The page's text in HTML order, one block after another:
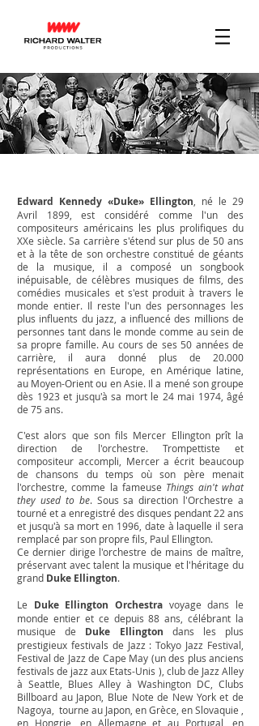
Edward Kennedy «Duke» Ellington , né le 29
Avril 1899, est considéré comme l'un des
compositeurs américains les plus prolifiques du
XXe siècle. Sa carrière s'étend sur plus de 50 ans
et à la tête de son orchestre constitué de géants
de la musique, il a composé un songbook
inépuisable, de célèbres musiques de films, des
comédies musicales et s'est produit à travers le
monde entier. Il reste l'un des personnages les
plus influents du jazz, a influencé des millions de
personnes tant dans le monde comme au sein de
sa propre famille. Au cours de ses 50 années de
carrière, il aura donné plus de 20.000
représentations en Europe, en Amérique latine,
au Moyen-Orient ou en Asie. Il a mené son groupe
dès 1923 et jusqu'à sa mort le 24 mai 1974, âgé
de 75 ans.
C'est alors que son fils Mercer Ellington prît la
direction de l'orchestre. Trompettiste et
compositeur accompli, Mercer a écrit beaucoup
de chansons du temps où son père menait
l'orchestre, comme la fameuse Things ain't what
they used to be. Sous sa direction l'Orchestre a
tourné et a enregistré des disques pendant 22 ans
et jusqu'à sa mort en 1996, date à laquelle il sera
remplacé par son propre fils, Paul Ellington.
Ce dernier dirige l'orchestre de mains de maître,
préservant avec talent la musique et l'héritage du
grand Duke Ellington.
Le Duke Ellington Orchestra voyage dans le
monde entier et ce depuis 88 ans, célébrant la
musique de Duke Ellington dans les plus
prestigieux festivals de Jazz : Tokyo Jazz Festival,
Festival de Jazz de Cape May (un des plus anciens
festivals de jazz aux Etats-Unis ), club de Jazz Alley
à Seattle, Blues Alley à Washington DC, Clubs
Billboard au Japon, Blue Note de New York et de
Nagoya, tourne au Japon, en Grèce, en Slovaquie ,
en Hongrie, en Allemagne et au Portugal, en